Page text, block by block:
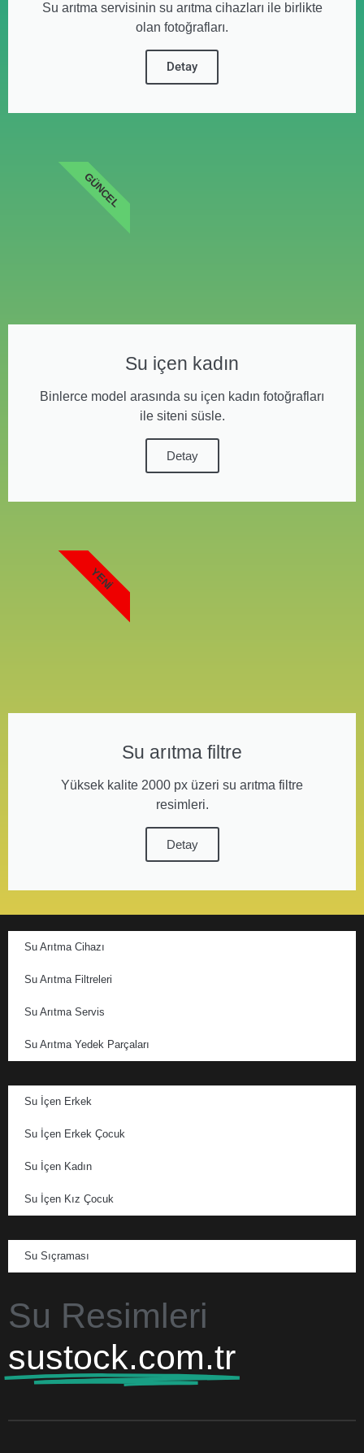
Su arıtma servisinin su arıtma cihazları ile birlikte
olan fotoğrafları.
Detay
Su içen kadın
Binlerce model arasında su içen kadın fotoğrafları
ile siteni süsle.
Detay
GÜNCEL
Su arıtma filtre
Yüksek kalite 2000 px üzeri su arıtma filtre
resimleri.
Detay
YENI
Su Arıtma Cihazı
Su Arıtma Filtreleri
Su Arıtma Servis
Su Arıtma Yedek Parçaları
Su İçen Erkek
Su İçen Erkek Çocuk
Su İçen Kadın
Su İçen Kız Çocuk
Su Sıçraması
Su Resimleri
sustock.com.tr